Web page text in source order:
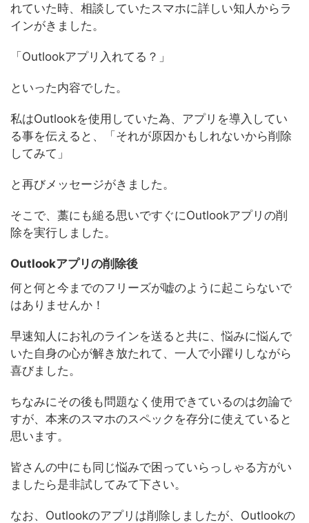
れていた時、相談していたスマホに詳しい知人からラ
インがきました。
「Outlookアプリ入れてる？」
といった内容でした。
私はOutlookを使用していた為、アプリを導入してい
る事を伝えると、「それが原因かもしれないから削除
してみて」
と再びメッセージがきました。
そこで、藁にも縋る思いですぐにOutlookアプリの削
除を実行しました。
Outlookアプリの削除後
何と何と今までのフリーズが嘘のように起こらないで
はありませんか！
早速知人にお礼のラインを送ると共に、悩みに悩んで
いた自身の心が解き放たれて、一人で小躍りしながら
喜びました。
ちなみにその後も問題なく使用できているのは勿論で
すが、本来のスマホのスペックを存分に使えていると
思います。
皆さんの中にも同じ悩みで困っていらっしゃる方がい
ましたら是非試してみて下さい。
なお、Outlookのアプリは削除しましたが、Outlookの